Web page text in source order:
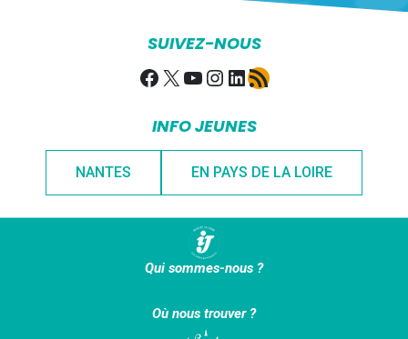
SUIVEZ-NOUS
Facebook
X YouTube
Instagram
LinkedIn
Flux RSS
INFO JEUNES
NANTES EN PAYS DE LA LOIRE
Qui sommes-nous ?
Où nous trouver ?